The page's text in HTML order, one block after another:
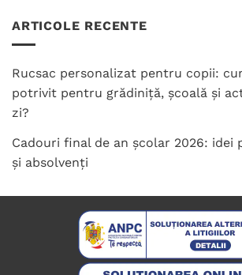
ARTICOLE RECENTE
Rucsac personalizat pentru copii:
potrivit pentru grădiniță, școală și
zi?
Cadouri final de an școlar 2026: idei
și absolvenți